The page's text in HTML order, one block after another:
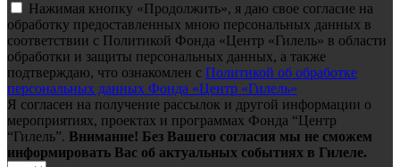
Нажимая кнопку «Продолжить», я даю свое согласие на
обработку предоставленных мною персональных данных в
соответствии с Политикой Фонда «Центр «Гилель» в области
обработки и защиты персональных данных, а также
подтверждаю, что ознакомлен с Политикой об обработке
персональных данных Фонда «Центр «Гилель»
Я согласен на получение рассылок и другой информации о
мероприятиях, проектах и программах Фонда “Центр
“Гилель”. Внимание! Без Вашего согласия мы не сможем
информировать Вас об актуальных событиях в Гилеле.